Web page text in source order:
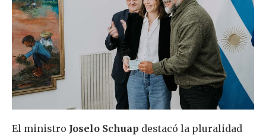
El ministro Joselo Schuap destacó la pluralidad